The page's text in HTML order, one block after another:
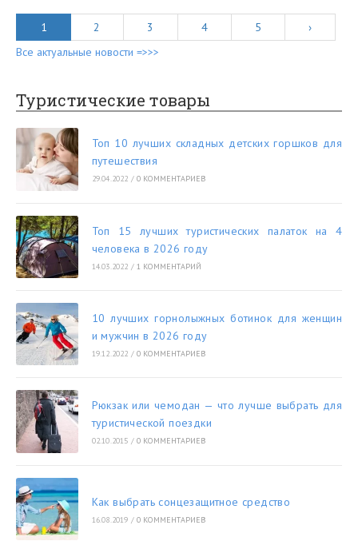
1 2 3 4 5
›
Все актуальные новости =>>>
Туристические товары
Топ 10 лучших складных детских горшков для
путешествия
29.04.2022 / 0 КОММЕНТАРИЕВ
Топ 15 лучших туристических палаток на 4
человека в 2026 году
14.03.2022 / 1 КОММЕНТАРИЙ
10 лучших горнолыжных ботинок для женщин
и мужчин в 2026 году
19.12.2022 / 0 КОММЕНТАРИЕВ
Рюкзак или чемодан — что лучше выбрать для
туристической поездки
02.10.2015 / 0 КОММЕНТАРИЕВ
Как выбрать сонцезащитное средство
16.08.2019 / 0 КОММЕНТАРИЕВ